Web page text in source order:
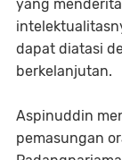
yang
dapat diatasi
berkelanjutan.
Aspinuddin
pemasungan